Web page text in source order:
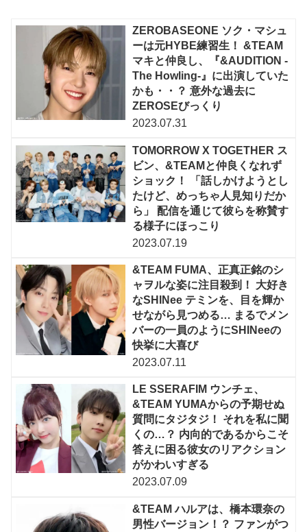
ZEROBASEONE ソク・マシュ
ーは元HYBE練習生！ &TEAM
マキと仲良し、『&AUDITION -
The Howling-』に出演していた
かも・・？ 意外な過去に
ZEROSEびっくり
2023.07.31
TOMORROW X TOGETHER ス
ビン、&TEAMと仲良くなれず
ショック！ 「話しかけようとし
たけど、めっちゃ人見知りだか
ら」 配信を通じて彼らを称賛す
る様子にほっこり
2023.07.19
&TEAM FUMA、正真正銘のシ
ャヲルな姿に注目殺到！ 大好き
なSHINee テミンを、目を輝か
せながら見つめる… まるでメン
バーの一員のようにSHINeeの
快挙に大喜び
2023.07.11
LE SSERAFIM ウンチェ、
&TEAM YUMAからの予期せぬ
質問にタジタジ！ それを私に聞
くの…？ 内向的であるからこそ
答えに困る彼女のリアクション
がかわいすぎる
2023.07.09
&TEAM ハルアは、橋本環奈の
男性バージョン！？ ファンがつ